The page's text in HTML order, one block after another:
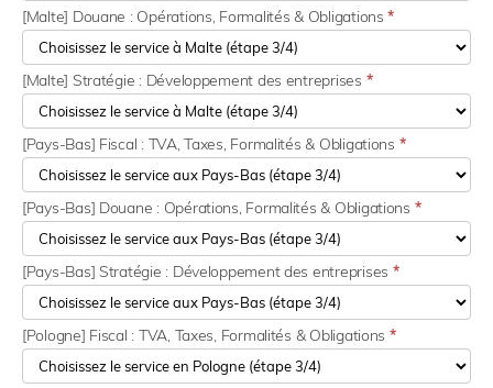
[Malte] Douane : Opérations, Formalités & Obligations*
[Malte] Stratégie : Développement des entreprises *
[Pays-Bas] Fiscal : TVA, Taxes, Formalités & Obligations *
[Pays-Bas] Douane : Opérations, Formalités & Obligations *
[Pays-Bas] Stratégie : Développement des entreprises *
[Pologne] Fiscal : TVA, Taxes, Formalités & Obligations *